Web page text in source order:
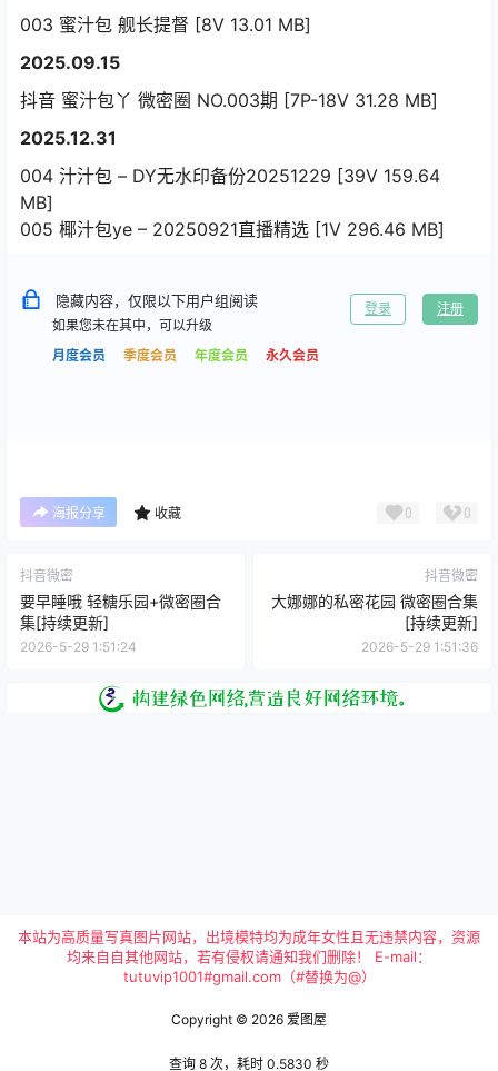
003 蜜汁包 舰长提督 [8V 13.01 MB]
2025.09.15
抖音 蜜汁包丫 微密圈 NO.003期 [7P-18V 31.28 MB]
2025.12.31
004 汁汁包 – DY无水印备份20251229 [39V 159.64
MB]
005 椰汁包ye – 20250921直播精选 [1V 296.46 MB]
隐藏内容，仅限以下用户组阅读
如果您未在其中，可以升级
月度会员
季度会员 年度会员 永久会员
登录 注册
海报分享 收藏 0 0
抖音微密
要早睡哦 轻糖乐园+微密圈合
集[持续更新]
2026-5-29 1:51:24
抖音微密
大娜娜的私密花园 微密圈合集
[持续更新]
2026-5-29 1:51:36
本站为高质量写真图片网站，出境模特均为成年女性且无违禁内容，资源
均来自自其他网站，若有侵权请通知我们删除！ E-mail：
tutuvip1001#gmail.com（#替换为@）
Copyright © 2026 爱图屋
查询 8 次，耗时 0.5830 秒